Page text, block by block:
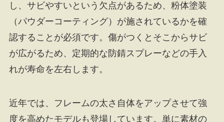
し、サビやすいという欠点があるため、粉体塗装
（パウダーコーティング）が施されているかを確
認することが必須です。傷がつくとそこからサビ
が広がるため、定期的な防錆スプレーなどの手入
れが寿命を左右します。
近年では、フレームの太さ自体をアップさせて強
度を高めたモデルも登場しています。単に素材の